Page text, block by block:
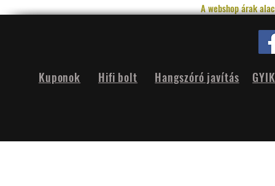
A webshop árak
Hifi bolt
Kuponok Hangszóró javítás GYIK